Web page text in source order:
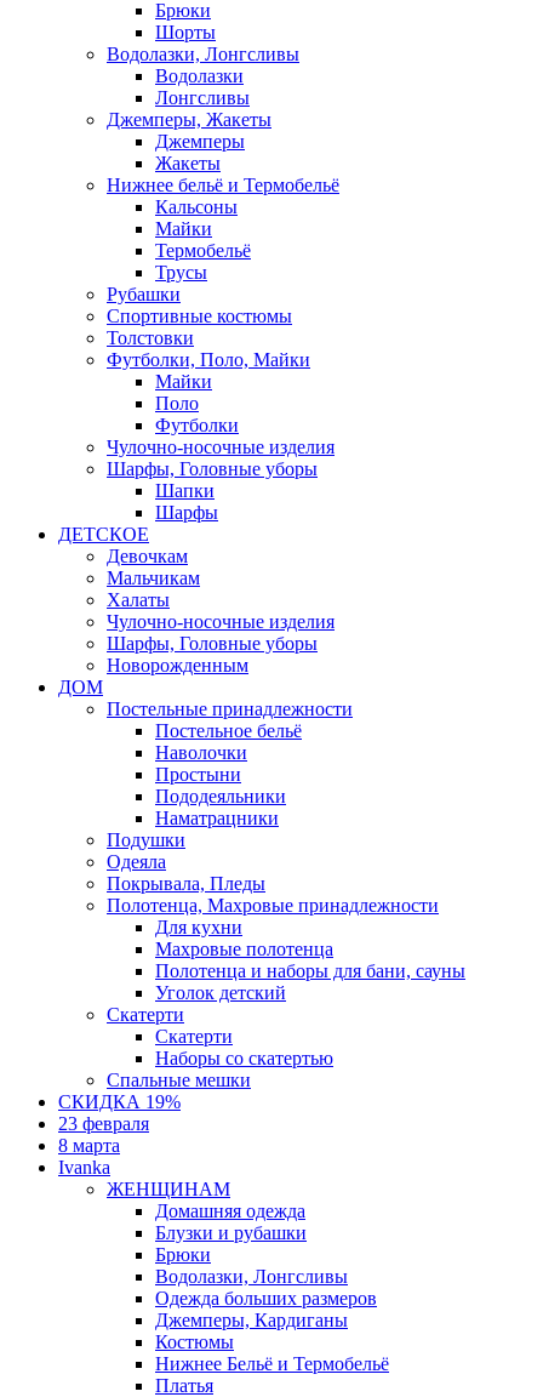
Брюки
Шорты
Водолазки, Лонгсливы
Водолазки
Лонгсливы
Джемперы, Жакеты
Джемперы
Жакеты
Нижнее бельё и Термобельё
Кальсоны
Майки
Термобельё
Трусы
Рубашки
Спортивные костюмы
Толстовки
Футболки, Поло, Майки
Майки
Поло
Футболки
Чулочно-носочные изделия
Шарфы, Головные уборы
Шапки
Шарфы
ДЕТСКОЕ
Девочкам
Мальчикам
Халаты
Чулочно-носочные изделия
Шарфы, Головные уборы
Новорожденным
ДОМ
Постельные принадлежности
Постельное бельё
Наволочки
Простыни
Пододеяльники
Наматрацники
Подушки
Одеяла
Покрывала, Пледы
Полотенца, Махровые принадлежности
Для кухни
Махровые полотенца
Полотенца и наборы для бани, сауны
Уголок детский
Скатерти
Скатерти
Наборы со скатертью
Спальные мешки
СКИДКА 19%
23 февраля
8 марта
Ivanka
ЖЕНЩИНАМ
Домашняя одежда
Блузки и рубашки
Брюки
Водолазки, Лонгсливы
Одежда больших размеров
Джемперы, Кардиганы
Костюмы
Нижнее Бельё и Термобельё
Платья